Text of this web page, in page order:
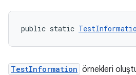
public static
TestInformation örnekleri